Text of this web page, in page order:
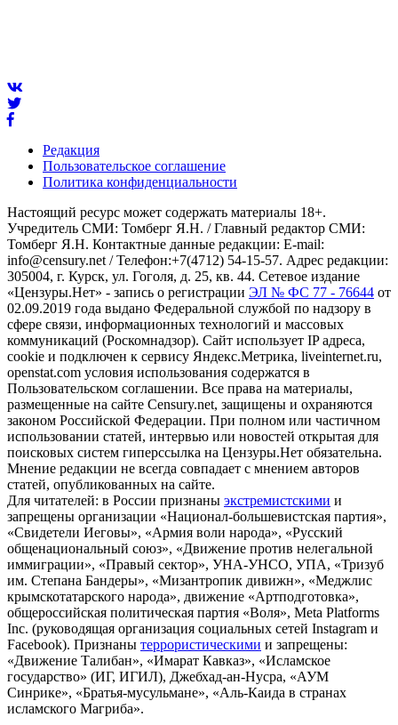
Редакция
Пользовательское соглашение
Политика конфиденциальности
Настоящий ресурс может содержать материалы 18+.
Учредитель СМИ: Томберг Я.Н. / Главный редактор СМИ:
Томберг Я.Н. Контактные данные редакции: E-mail:
info@censury.net / Телефон:+7(4712) 54-15-57. Адрес редакции:
305004, г. Курск, ул. Гоголя, д. 25, кв. 44. Сетевое издание
«Цензуры.Нет» - запись о регистрации ЭЛ № ФС 77 - 76644 от
02.09.2019 года выдано Федеральной службой по надзору в
сфере связи, информационных технологий и массовых
коммуникаций (Роскомнадзор). Сайт использует IP адреса,
cookie и подключен к сервису Яндекс.Метрика, liveinternet.ru,
openstat.com условия использования содержатся в
Пользовательском соглашении. Все права на материалы,
размещенные на сайте Censury.net, защищены и охраняются
законом Российской Федерации. При полном или частичном
использовании статей, интервью или новостей открытая для
поисковых систем гиперссылка на Цензуры.Нет обязательна.
Мнение редакции не всегда совпадает с мнением авторов
статей, опубликованных на сайте.
Для читателей: в России признаны экстремистскими и
запрещены организации «Национал-большевистская партия»,
«Свидетели Иеговы», «Армия воли народа», «Русский
общенациональный союз», «Движение против нелегальной
иммиграции», «Правый сектор», УНА-УНСО, УПА, «Тризуб
им. Степана Бандеры», «Мизантропик дивижн», «Меджлис
крымскотатарского народа», движение «Артподготовка»,
общероссийская политическая партия «Воля», Meta Platforms
Inc. (руководящая организация социальных сетей Instagram и
Facebook). Признаны террористическими и запрещены:
«Движение Талибан», «Имарат Кавказ», «Исламское
государство» (ИГ, ИГИЛ), Джебхад-ан-Нусра, «АУМ
Синрике», «Братья-мусульмане», «Аль-Каида в странах
исламского Магриба».